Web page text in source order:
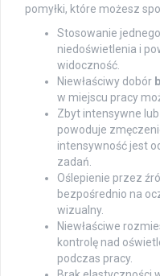
pomyłki, które możesz
Stosowanie
niedoświetlenia i
widoczność.
Niewłaściwy dobór
w miejscu pracy
Zbyt intensywne
powoduje
intensywność jest
zadań.
Oślepienie przez
bezpośrednio na
wizualny.
Niewłaściwe
kontrolę nad
podczas pracy.